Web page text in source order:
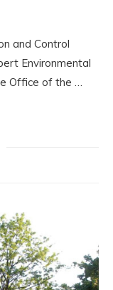
and Control
Environmental
Office of the …